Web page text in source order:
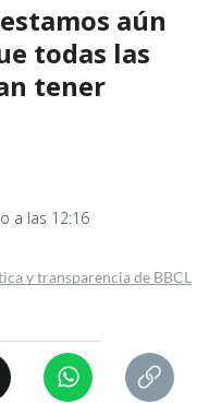
aún
todas las
tener
a las 12:16
y transparencia de BBCL